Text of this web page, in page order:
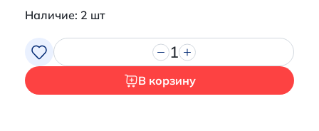
Наличие: 2 шт
1
В корзину